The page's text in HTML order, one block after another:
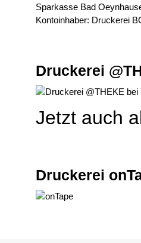
Sparkasse Bad
Kontoinhaber: Druckerei
Druckerei
Jetzt auch
Druckerei